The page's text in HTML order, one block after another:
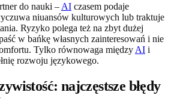
do nauki – AI czasem podaje
niuansów kulturowych lub traktuje
Ryzyko polega też na zbyt dużej
w bańkę własnych zainteresowań i nie
Tylko równowaga między AI i
rozwoju językowego.
najczęstsze błędy